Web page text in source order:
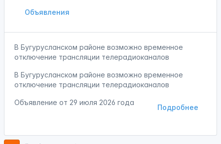
Объявления
В Бугурусланском районе возможно временное
отключение трансляции телерадиоканалов
В Бугурусланском районе возможно временное
отключение трансляции телерадиоканалов
Подробнее
Объявление от 29 июля 2026 года